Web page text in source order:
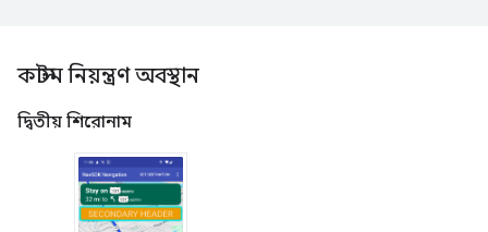
কাস্টম নিয়ন্ত্রণ অবস্থান
দ্বিতীয় শিরোনাম